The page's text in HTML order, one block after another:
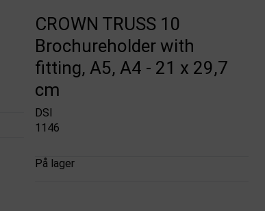
CROWN TRUSS 10
Brochureholder with
fitting, A5, A4 - 21 x 29,7
cm
DSI
1146
På lager